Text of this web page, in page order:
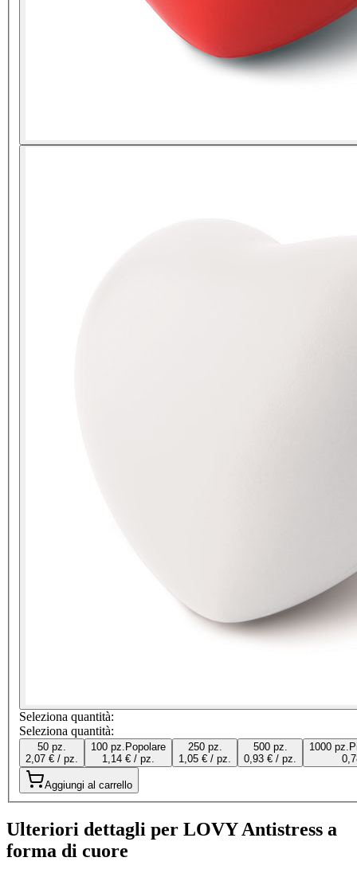
Seleziona quantità:
Seleziona quantità:
50 pz.
2,07 € / pz.
100 pz. Popolare
1,14 € / pz.
250 pz.
1,05 € / pz.
500 pz.
0,93 € / pz.
1000 pz.
Aggiungi al carrello
Ulteriori dettagli per LOVY Antistress a
forma di cuore